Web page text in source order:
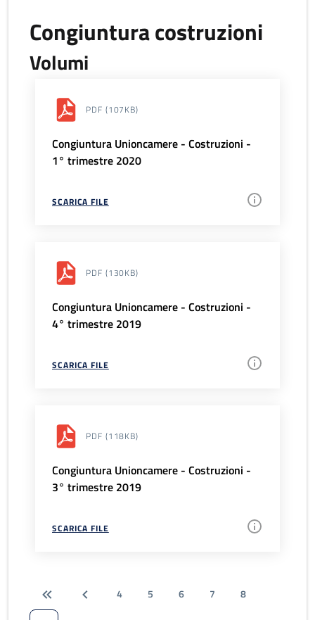
Congiuntura costruzioni
Volumi
PDF (107KB)
Congiuntura Unioncamere - Costruzioni -
1° trimestre 2020
SCARICA FILE
PDF (130KB)
Congiuntura Unioncamere - Costruzioni -
4° trimestre 2019
SCARICA FILE
PDF (118KB)
Congiuntura Unioncamere - Costruzioni -
3° trimestre 2019
SCARICA FILE
4 5 6 7
8